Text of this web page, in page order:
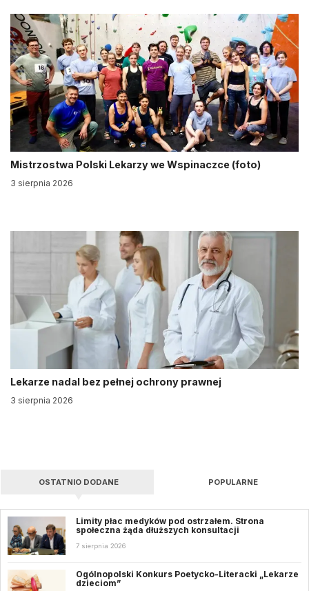
Mistrzostwa Polski Lekarzy we Wspinaczce (foto)
3 sierpnia 2026
Lekarze nadal bez pełnej ochrony prawnej
3 sierpnia 2026
OSTATNIO DODANE POPULARNE
Limity płac medyków pod ostrzałem. Strona
społeczna żąda dłuższych konsultacji
7 sierpnia 2026
Ogólnopolski Konkurs Poetycko-Literacki „Lekarze
dzieciom”